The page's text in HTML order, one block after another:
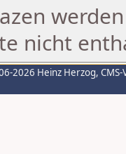
nicht
2026 Heinz Herzog,